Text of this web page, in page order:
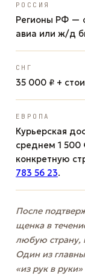
РОССИЯ
Регионы РФ —
авиа или ж/д
СНГ
35 000 ₽ +
ЕВРОПА
Курьерская
среднем 1 500
конкретную
783 56 23.
После
щенка в
любую страну,
Один из
«из рук в